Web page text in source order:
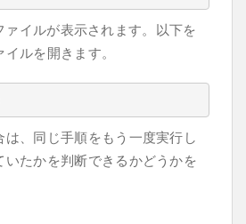
イルが表示されます。以下を
ルを開きます。
、同じ手順をもう一度実行し
いたかを判断できるかどうかを